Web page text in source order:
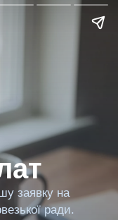
заявку на
ради.